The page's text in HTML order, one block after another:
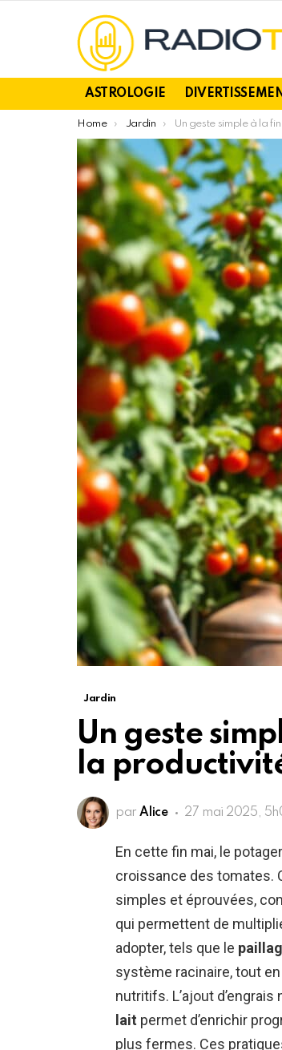
ASTROLOGIE
You are here:
Home Jardin Un geste simple à la fin mai pour doubler la
Jardin
Un geste
la
par Alice 27 mai 2025,
En cette fin mai, le
croissance des tomates.
simples et éprouvées,
qui permettent de
adopter, tels que le
système racinaire, tout
nutritifs. L’ajout
lait permet d’enrichir
plus fermes. Ces